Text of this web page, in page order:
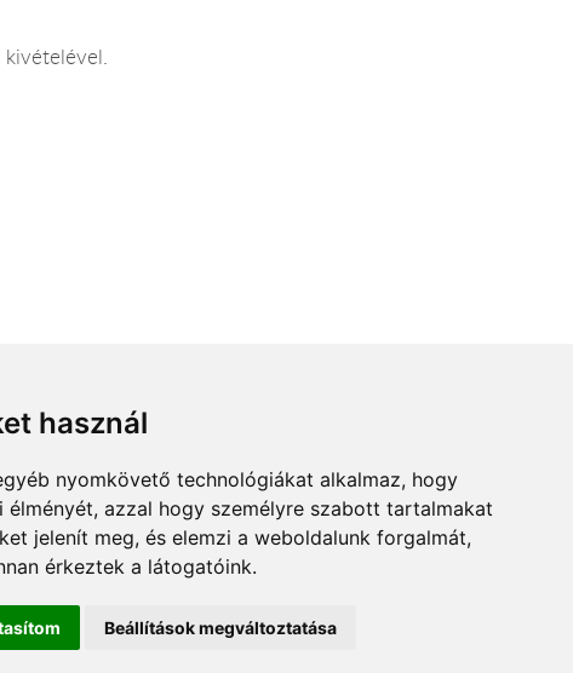
használ
nyomkövető technológiákat alkalmaz, hogy
élményét, azzal hogy személyre szabott tartalmakat
jelenít meg, és elemzi a weboldalunk forgalmát,
érkeztek a látogatóink.
Beállítások megváltoztatása
kivételével.